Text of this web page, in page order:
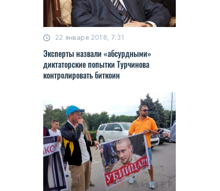
22 января 2018, 7:31
Эксперты назвали «абсурдными»
диктаторские попытки Турчинова
контролировать биткоин